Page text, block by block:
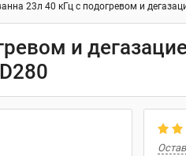
23л 40 кГц с подогревом и
и